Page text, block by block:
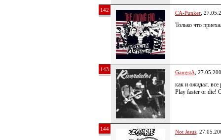
142 CA-Punker ,
Только что
143 GangstA ,
как и ожидал.
Play faster or die!
144 Not Jesus ,